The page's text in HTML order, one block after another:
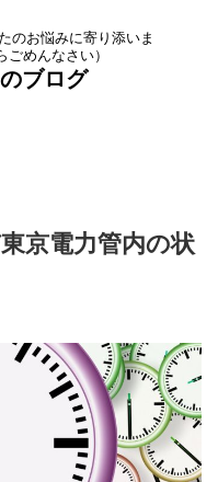
のお悩みに寄り添いま
めんなさい）
ブログ
京電力管内の状